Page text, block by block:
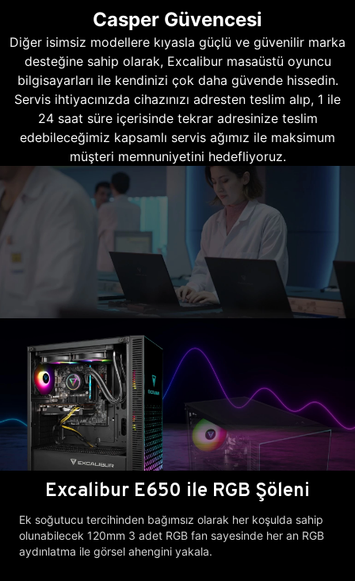
Casper Güvencesi
Diğer isimsiz modellere kıyasla güçlü ve güvenilir marka
desteğine sahip olarak, Excalibur masaüstü oyuncu
bilgisayarları ile kendinizi çok daha güvende hissedin.
Servis ihtiyacınızda cihazınızı adresten teslim alıp, 1 ile
24 saat süre içerisinde tekrar adresinize teslim
edebileceğimiz kapsamlı servis ağımız ile maksimum
müşteri memnuniyetini hedefliyoruz.
Excalibur E650 ile RGB Şöleni
Ek soğutucu tercihinden bağımsız olarak her koşulda sahip
olunabilecek 120mm 3 adet RGB fan sayesinde her an RGB
aydınlatma ile görsel ahengini yakala.